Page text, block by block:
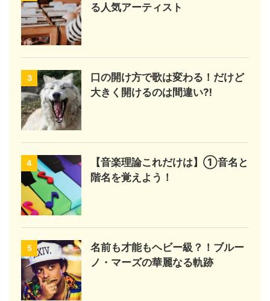
る人気アーティスト
3
口の開け方で歌は変わる！だけど
大きく開けるのは間違い⁈
4
【音楽理論これだけは】①音名と
階名を覚えよう！
5
名前も才能もヘビー級？！ブルー
ノ・マーズの華麗なる軌跡